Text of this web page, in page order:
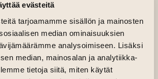
evästeitä
tarjoamamme sisällön ja mainosten
median ominaisuuksien
analysoimiseen. Lisäksi
median, mainosalan ja analytiikka-
tietoja siitä, miten käytät
on utopiakonsultti
jotka eivät
esiintymistä tai
voi osallistua joko yksin tai